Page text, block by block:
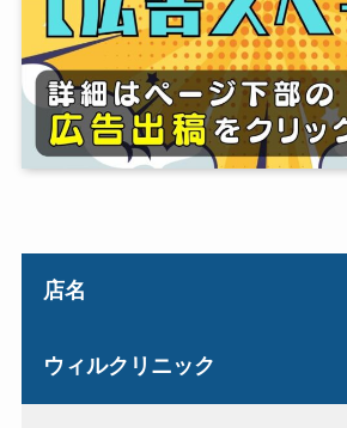
店名
ウィルクリニック